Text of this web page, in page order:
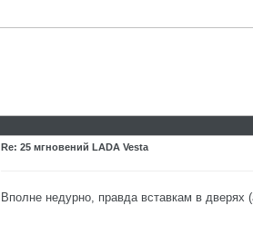
Re: 25 мгновений LADA Vesta
Вполне недурно, правда вставкам в